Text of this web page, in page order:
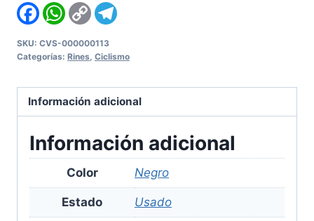
FacebookWhatsApp
Copy
Link
SKU: CVS-000000113
Categorías: Rines, Ciclismo
Información adicional
Información adicional
Color Negro
Estado Usado